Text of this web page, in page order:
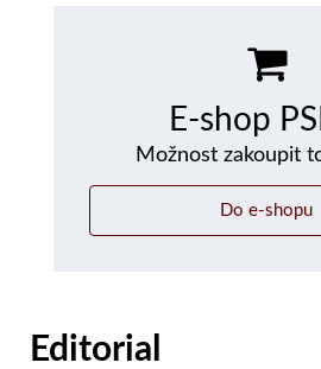
E-shop
Možnost zakoupit
Do e-shopu
Editorial